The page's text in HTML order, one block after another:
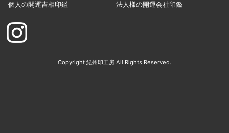
個人の開運吉相印鑑 法人様の開運会社印鑑
Copyright 紀州印工房 All Rights Reserved.